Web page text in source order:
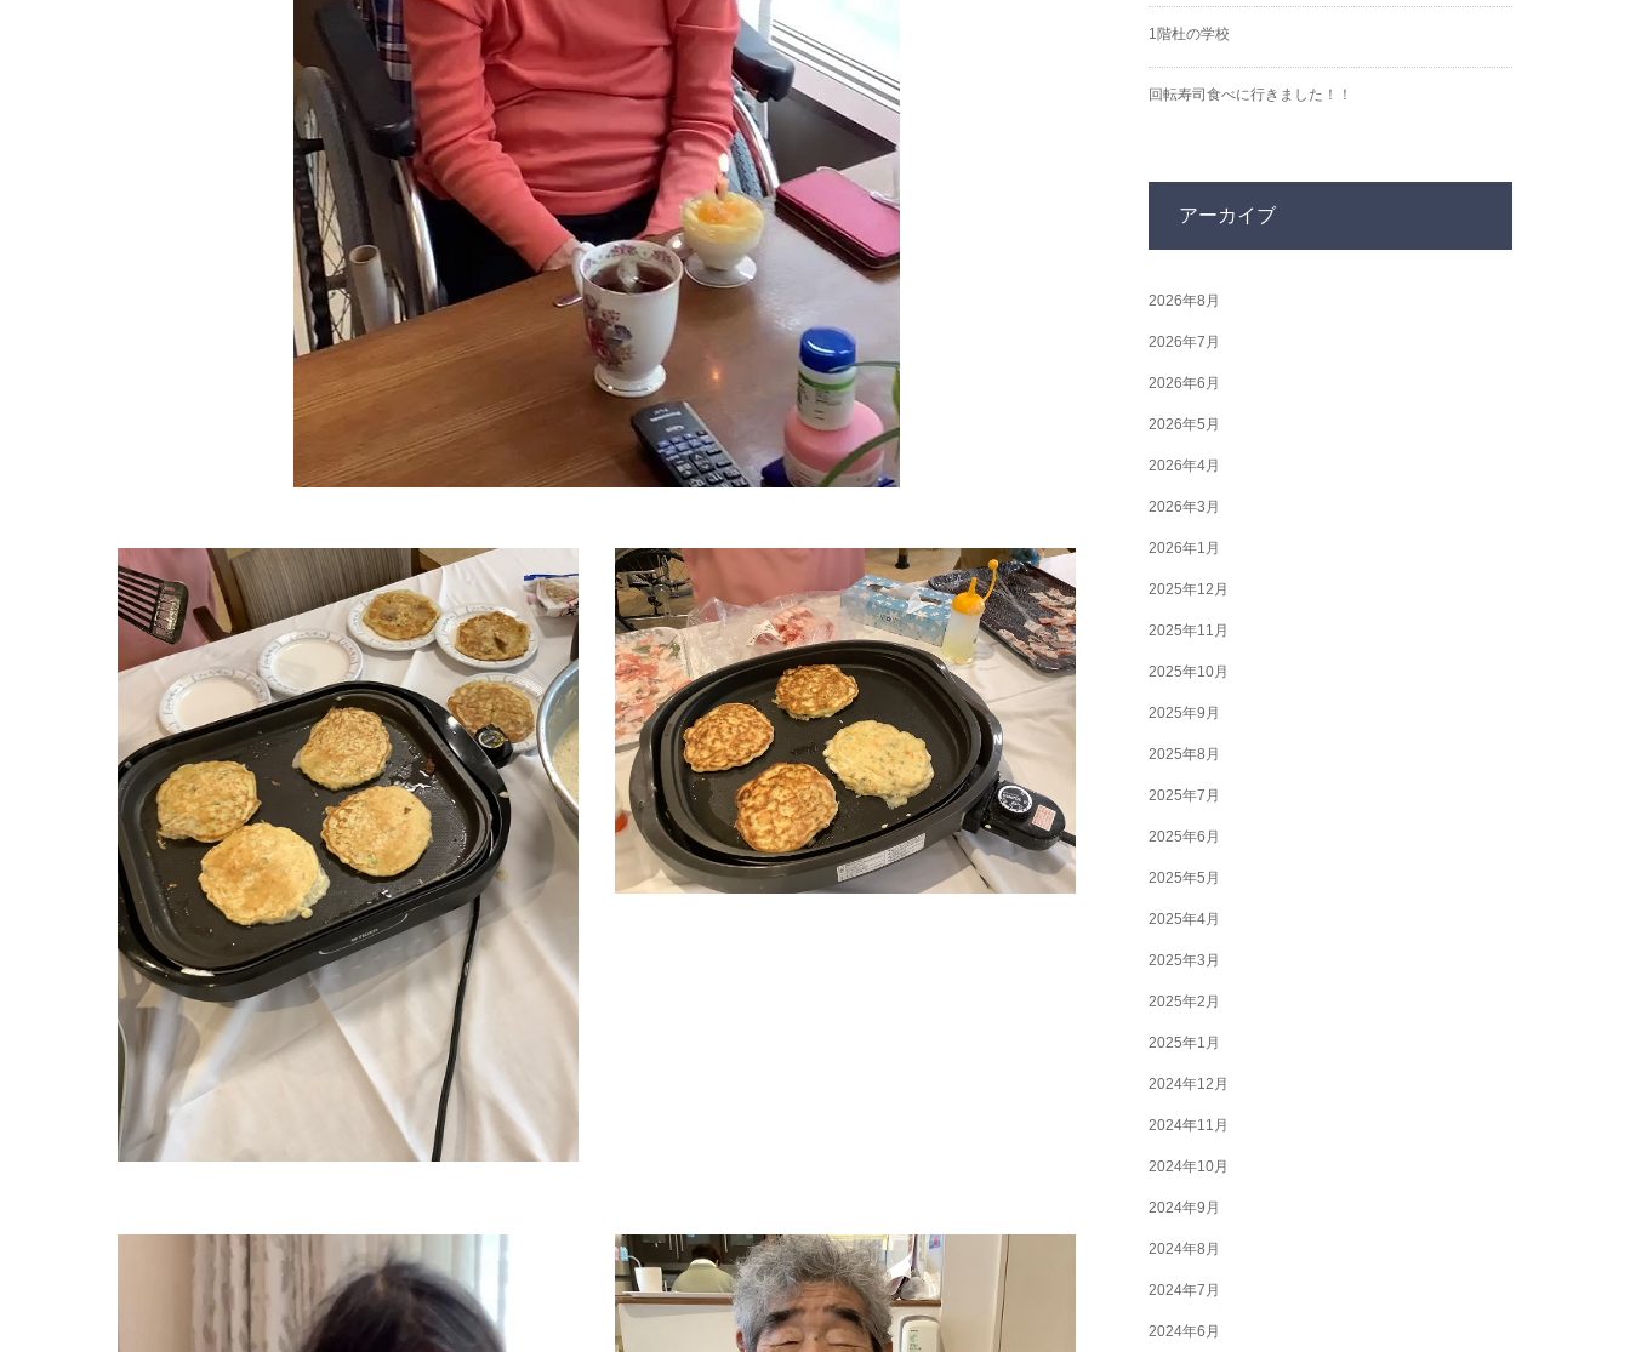
1階杜の学校
回転寿司食べに行きました！！
アーカイブ
2026年8月
2026年7月
2026年6月
2026年5月
2026年4月
2026年3月
2026年1月
2025年12月
2025年11月
2025年10月
2025年9月
2025年8月
2025年7月
2025年6月
2025年5月
2025年4月
2025年3月
2025年2月
2025年1月
2024年12月
2024年11月
2024年10月
2024年9月
2024年8月
2024年7月
2024年6月